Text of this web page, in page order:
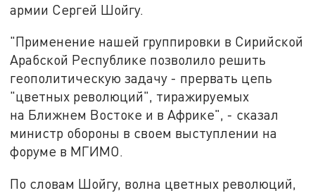
армии Сергей Шойгу.
"Применение нашей группировки в Сирийской
Арабской Республике позволило решить
геополитическую задачу - прервать цепь
"цветных революций", тиражируемых
на Ближнем Востоке и в Африке", - сказал
министр обороны в своем выступлении на
форуме в МГИМО.
По словам Шойгу, волна цветных революций,